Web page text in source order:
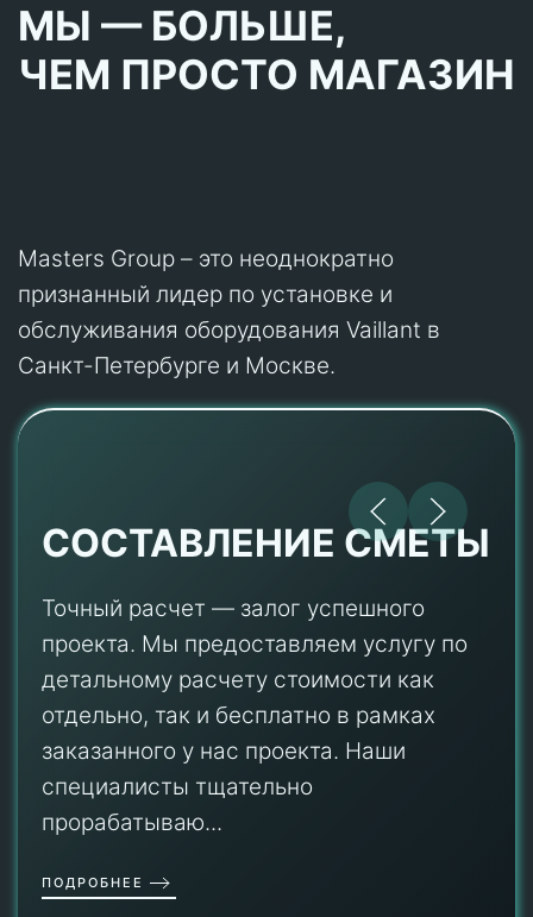
МЫ — БОЛЬШЕ,
ЧЕМ ПРОСТО МАГАЗИН
Masters Group – это неоднократно
признанный лидер по установке и
обслуживания оборудования Vaillant в
Санкт-Петербурге и Москве.
СОСТАВЛЕНИЕ СМЕТЫ
Точный расчет — залог успешного
проекта. Мы предоставляем услугу по
детальному расчету стоимости как
отдельно, так и бесплатно в рамках
заказанного у нас проекта. Наши
специалисты тщательно
прорабатываю...
ПОДРОБНЕЕ